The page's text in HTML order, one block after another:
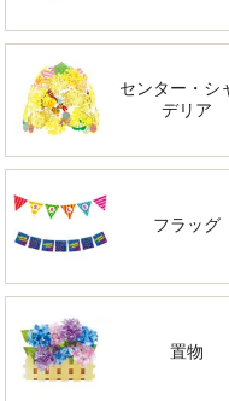
センター・シ
デリア
フラッグ
置物